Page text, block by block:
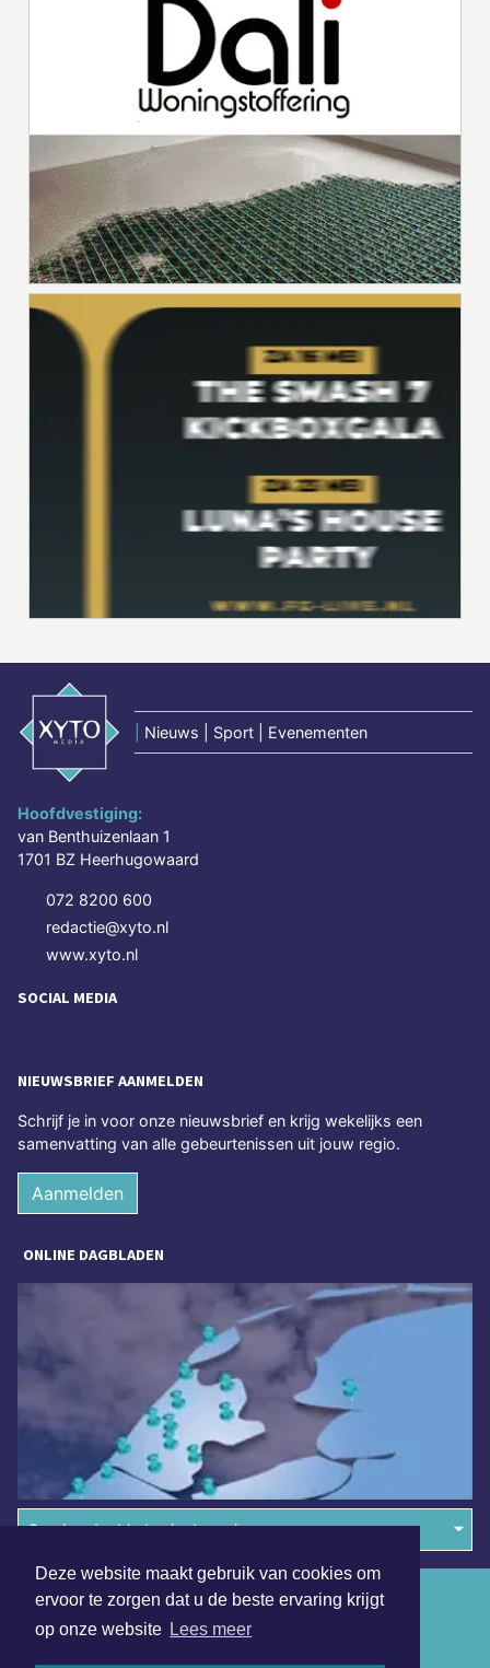
Deze website maakt gebruik van cookies om
ervoor te zorgen dat u de beste ervaring krijgt
op onze website Lees meer
Nieuws | Sport | Evenementen
Hoofdvestiging:
van Benthuizenlaan 1
1701 BZ Heerhugowaard
072 8200 600
redactie@xyto.nl
www.xyto.nl
SOCIAL MEDIA
NIEUWSBRIEF AANMELDEN
Schrijf je in voor onze nieuwsbrief en krijg wekelijks een
samenvatting van alle gebeurtenissen uit jouw regio.
Aanmelden
ONLINE DAGBLADEN
Overige dagbladen in de regio
Algemene voorwaarden
Disclaimer